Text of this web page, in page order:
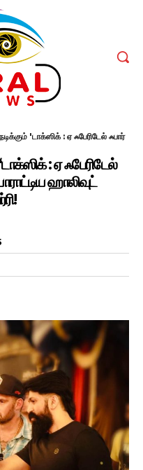
'டாக்ஸிக் : ஏ ஃபேரிடேல் ஃபார்
: ஏ ஃபேரிடேல்
ஹாலிவுட்